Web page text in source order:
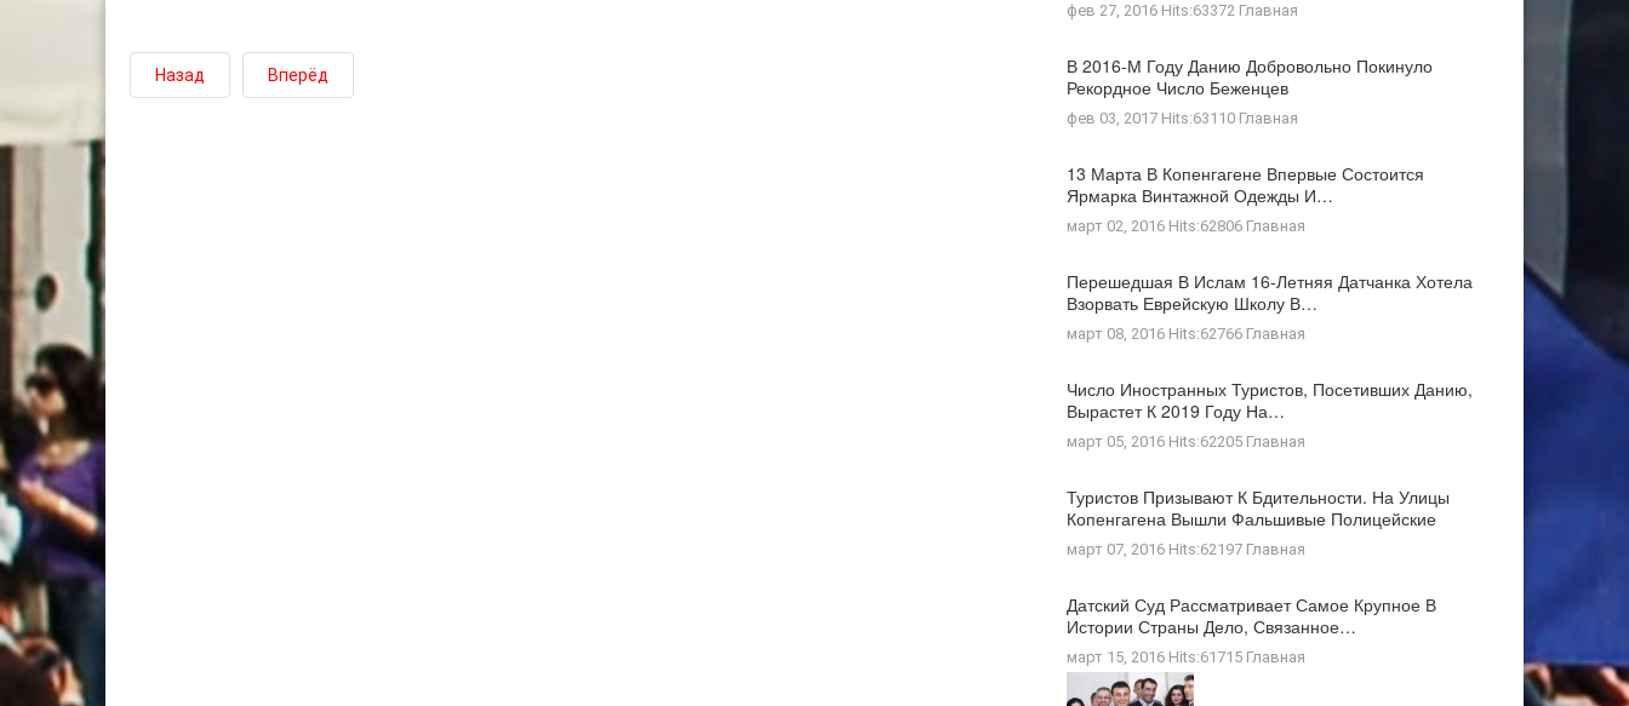
Назад Вперёд
фев 27, 2016 Hits:63372 Главная
В 2016-М Году Данию Добровольно Покинуло
Рекордное Число Беженцев
фев 03, 2017 Hits:63110 Главная
13 Марта В Копенгагене Впервые Состоится
Ярмарка Винтажной Одежды И…
март 02, 2016 Hits:62806 Главная
Перешедшая В Ислам 16-Летняя Датчанка Хотела
Взорвать Еврейскую Школу В…
март 08, 2016 Hits:62766 Главная
Число Иностранных Туристов, Посетивших Данию,
Вырастет К 2019 Году На…
март 05, 2016 Hits:62205 Главная
Туристов Призывают К Бдительности. На Улицы
Копенгагена Вышли Фальшивые Полицейские
март 07, 2016 Hits:62197 Главная
Датский Суд Рассматривает Самое Крупное В
Истории Страны Дело, Связанное…
март 15, 2016 Hits:61715 Главная